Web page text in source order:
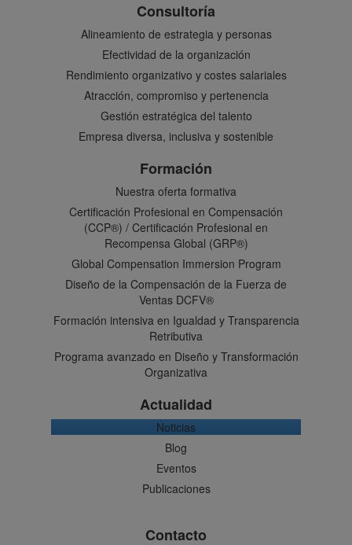
Consultoría
Alineamiento de estrategia y personas
Efectividad de la organización
Rendimiento organizativo y costes salariales
Atracción, compromiso y pertenencia
Gestión estratégica del talento
Empresa diversa, inclusiva y sostenible
Formación
Nuestra oferta formativa
Certificación Profesional en Compensación
(CCP®) / Certificación Profesional en
Recompensa Global (GRP®)
Global Compensation Immersion Program
Diseño de la Compensación de la Fuerza de
Ventas DCFV®
Formación intensiva en Igualdad y Transparencia
Retributiva
Programa avanzado en Diseño y Transformación
Organizativa
Actualidad
Noticias
Blog
Eventos
Publicaciones
Contacto